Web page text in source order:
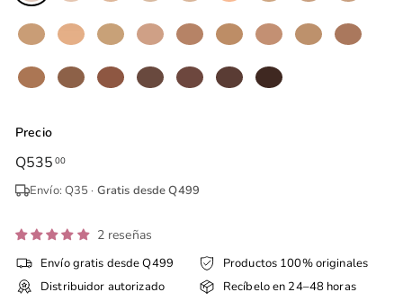
Precio
Precio
Q535 00Q535.00
Envío: Q35 · Gratis desde Q499
2 reseñas
Envío gratis desde Q499
Productos 100% originales
Distribuidor autorizado
Recíbelo en 24–48 horas